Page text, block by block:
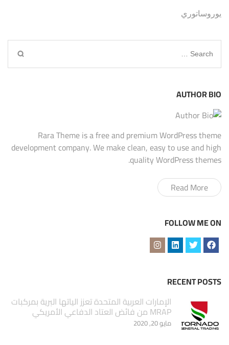
يوروساتوري
Search
for:
AUTHOR BIO
Rara Theme is a free and premium WordPress theme
development company. We make clean, easy to use and high
quality WordPress themes.
Read More
FOLLOW ME ON
RECENT POSTS
الإمارات العربية المتحدة تعزز الياتها البرية بمركبات
MRAP من فائض العتاد الدفاعي الأمريكي
مايو 20, 2020